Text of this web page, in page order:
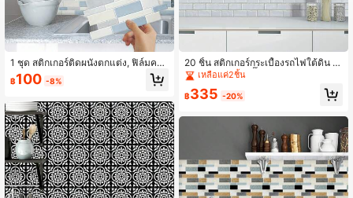
1 ชุด สติกเกอร์ติดผนังตกแต่ง, ฟิล์มคริส
ตัลหนาพิเศษ สติกเกอร์ติดผนังโมเสคมา
การองแบบติดเอง, สไตล์นอร์ดิก INS สี
โดยไม่ทิ้งคราบ, อ่างล้างจาน ห้องน้ำ ผ
นังบ้านเช่า บ้านเก่า ปรับปรุงตกแต่ง สติ
กเกอร์กระเบื้องตกแต่ง
฿100 -8%
20 ชิ้น สติกเกอร์กระเบื้องรถไฟใต้ดิน 2
D มีกาวในตัว, สติ๊กเกอร์ติดผนังตกแต่ง
บ้าน, วัสดุ PVC, ลอกและติดง่าย, กันน้ำ
และกันน้ำมัน, เหมาะสำหรับผนังห้องครั
น้ำ/หอพัก, การปรับปรุงเฟอร์นิเจอร์
เหลือแค่2ชิ้น
฿335 -20%